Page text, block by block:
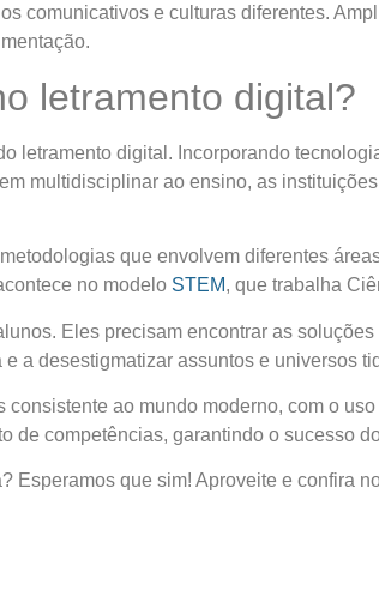
comunicativos e culturas diferentes.
letramento digital?
letramento digital . Incorporando
multidisciplinar ao ensino, as
que envolvem diferentes
no modelo STEM, que trabalha
Eles precisam encontrar as
a desestigmatizar assuntos e universos
consistente ao mundo moderno, com o
de competências, garantindo o sucesso
Esperamos que sim! Aproveite e confira